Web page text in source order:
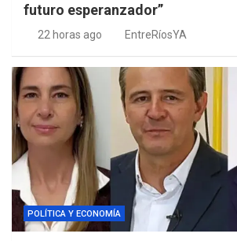
futuro esperanzador”
22 horas ago EntreRíosYA
POLÍTICA Y ECONOMÍA